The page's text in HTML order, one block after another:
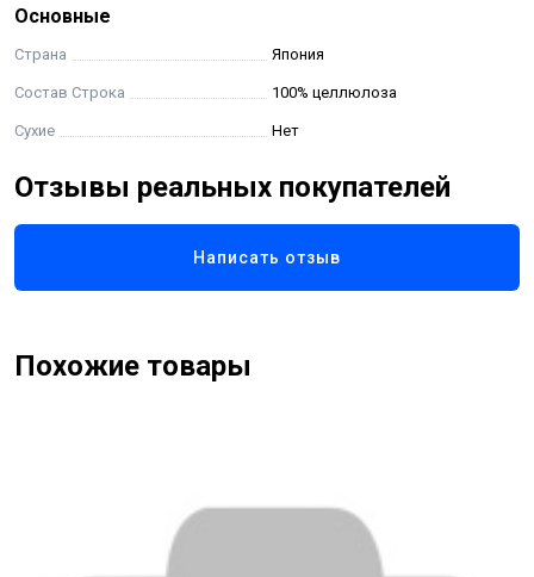
Основные
Страна Япония
Состав Строка 100% целлюлоза
Сухие Нет
Отзывы реальных покупателей
Написать отзыв
Похожие товары